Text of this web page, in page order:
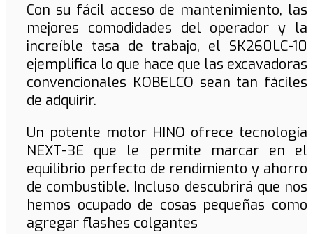
Con su fácil acceso de mantenimiento, las
mejores comodidades del operador y la
increíble tasa de trabajo, el SK260LC-10
ejemplifica lo que hace que las excavadoras
convencionales KOBELCO sean tan fáciles
de adquirir.
Un potente motor HINO ofrece tecnología
NEXT-3E que le permite marcar en el
equilibrio perfecto de rendimiento y ahorro
de combustible. Incluso descubrirá que nos
hemos ocupado de cosas pequeñas como
agregar flashes colgantes